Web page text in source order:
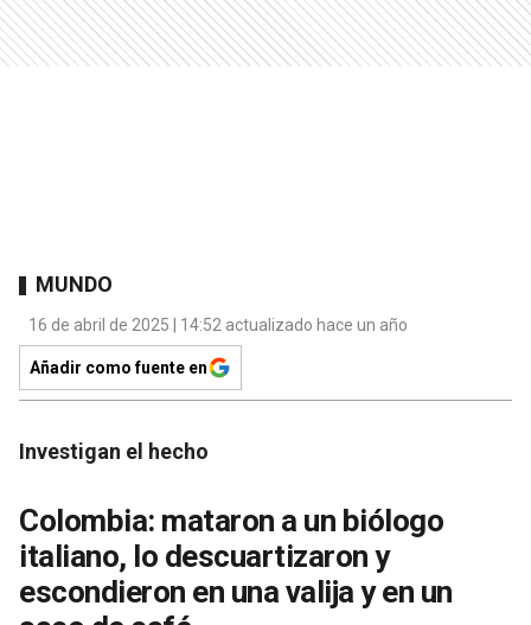
MUNDO
16 de abril de 2025 | 14:52 actualizado hace un año
Añadir como fuente en
Investigan el hecho
Colombia: mataron a un biólogo
italiano, lo descuartizaron y
escondieron en una valija y en un